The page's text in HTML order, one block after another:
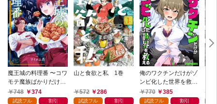
魔王城の料理番 〜コワ
モテ魔族ばかりだけ
ど、ホワイトな職場で
す〜 1巻
748 374
試読フル 割引
山と食欲と私 1巻
572 286
試読フル 割引
俺のワクチンだけがゾ
ンビ化した世界を救え
る 1巻
770 385
試読フル 割引